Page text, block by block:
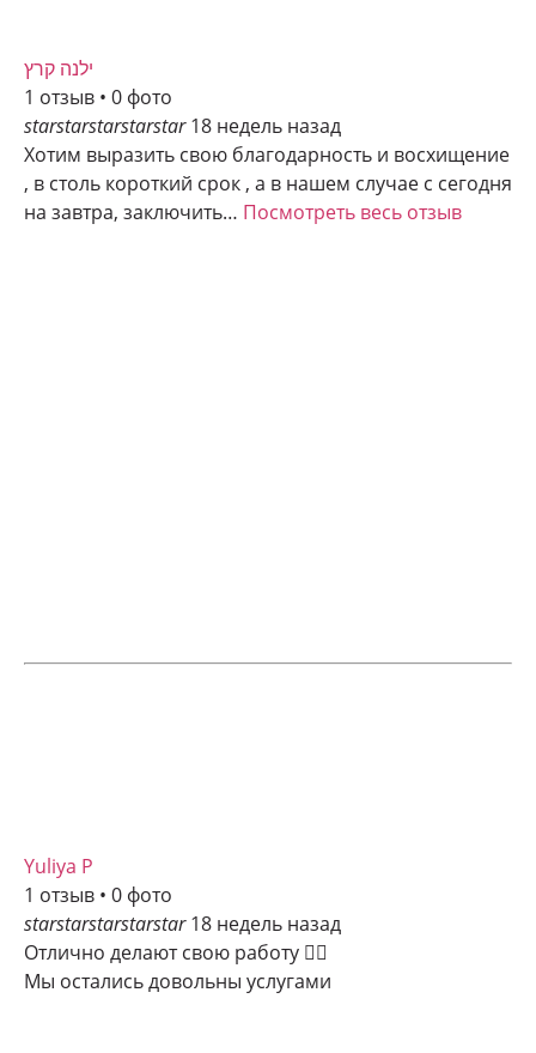
ילנה קרץ
1 отзыв • 0 фото
starstarstarstarstar 18 недель назад
Хотим выразить свою благодарность и восхищение
, в столь короткий срок , а в нашем случае с сегодня
на завтра, заключить… Посмотреть весь отзыв
Yuliya P
1 отзыв • 0 фото
starstarstarstarstar 18 недель назад
Отлично делают свою работу 👍🏻
Мы остались довольны услугами